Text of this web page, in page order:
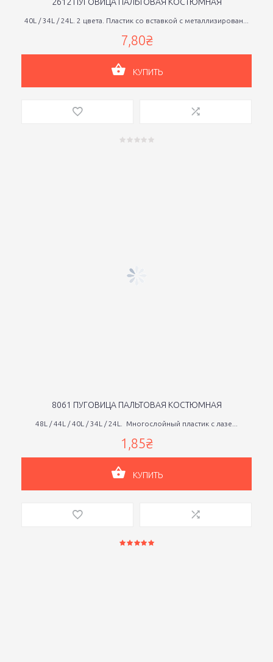
40L / 34L / 24L. 2 цвета. Пластик со вставкой с металлизирован...
7,80₴
КУПИТЬ
8061 ПУГОВИЦА ПАЛЬТОВАЯ КОСТЮМНАЯ
48L / 44L / 40L / 34L / 24L. Многослойный пластик с лазе...
1,85₴
КУПИТЬ